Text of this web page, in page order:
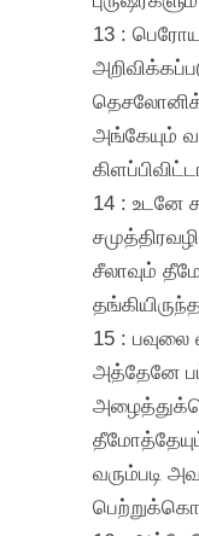
13 :
அங்கேயும்
14 : உடனே
சீலாவும்
15 :
அத்தேனே
வரும்படி